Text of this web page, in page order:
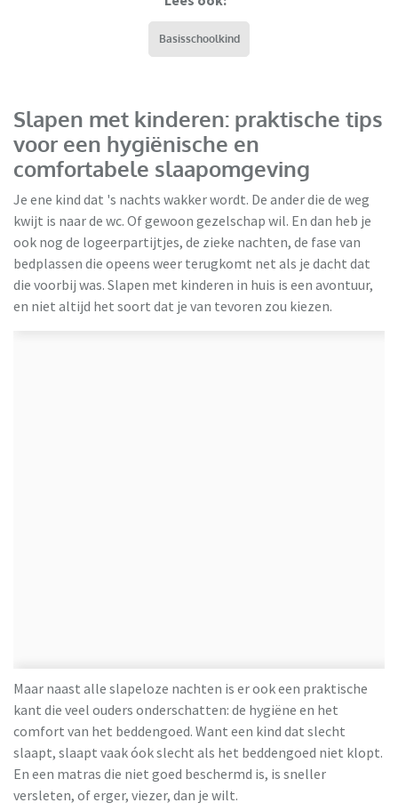
Basisschoolkind
HBeds
Slapen met kinderen: praktische tips
voor een hygiënische en
comfortabele slaapomgeving
Je ene kind dat 's nachts wakker wordt. De ander die de weg
kwijt is naar de wc. Of gewoon gezelschap wil. En dan heb je
ook nog de logeerpartijtjes, de zieke nachten, de fase van
bedplassen die opeens weer terugkomt net als je dacht dat
die voorbij was. Slapen met kinderen in huis is een avontuur,
en niet altijd het soort dat je van tevoren zou kiezen.
Maar naast alle slapeloze nachten is er ook een praktische
kant die veel ouders onderschatten: de hygiëne en het
comfort van het beddengoed. Want een kind dat slecht
slaapt, slaapt vaak óok slecht als het beddengoed niet klopt.
En een matras die niet goed beschermd is, is sneller
versleten, of erger, viezer, dan je wilt.